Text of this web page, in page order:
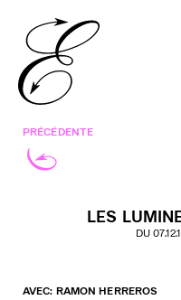
PRÉCÉDENTE
LES
DU
AVEC: RAMON HERREROS